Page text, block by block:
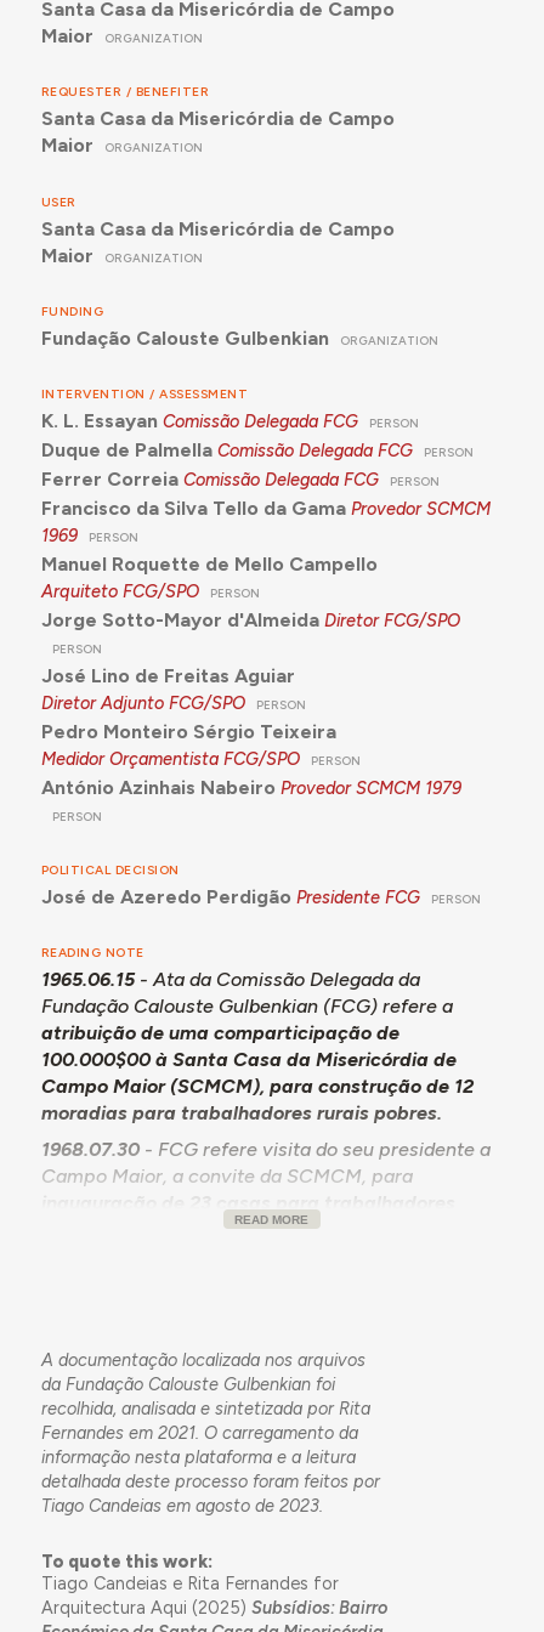
Santa Casa da Misericórdia de Campo
Maior
ORGANIZATION
REQUESTER / BENEFITER
Santa Casa da Misericórdia de Campo
Maior
ORGANIZATION
USER
Santa Casa da Misericórdia de Campo
Maior
ORGANIZATION
FUNDING
Fundação Calouste Gulbenkian ORGANIZATION
INTERVENTION / ASSESSMENT
K. L. Essayan Comissão Delegada FCG PERSON
Duque de Palmella Comissão Delegada FCG PERSON
Ferrer Correia Comissão Delegada FCG PERSON
Francisco da Silva Tello da Gama Provedor SCMCM
1969
PERSON
Manuel Roquette de Mello Campello
Arquiteto FCG/SPO PERSON
Jorge Sotto-Mayor d'Almeida Diretor FCG/SPO
PERSON
José Lino de Freitas Aguiar
Diretor Adjunto FCG/SPO PERSON
Pedro Monteiro Sérgio Teixeira
Medidor Orçamentista FCG/SPO PERSON
António Azinhais Nabeiro Provedor SCMCM 1979
PERSON
POLITICAL DECISION
José de Azeredo Perdigão Presidente FCG PERSON
READING NOTE
1965.06.15- Ata da Comissão Delegada da
Fundação Calouste Gulbenkian (FCG) refere a
atribuição de uma comparticipação de
100.000$00 à Santa Casa da Misericórdia de
Campo Maior (SCMCM), para construção de 12
moradias para trabalhadores rurais pobres.
1968.07.30- FCG refere visita do seu presidente a
Campo Maior, a convite da SCMCM, para
rurais, que tiveram a comparticipação da FCG em
Comissão Delegada a aprovação. (300.000$00
seriam destinados ao alargamento do bairro
económico e 200.000$00 à beneficiação do
Hospital e seus anexos).Proposta é aprovada pela
Comissão Delegada.
1969.04.16- SCMCM envia à FCG cópia dos
construir com o apoio da FCG
particulares.Solicita parecer e refere o papel que
a SCMCM tem vindo a desenvolver na ajuda à
READ MORE
A documentação localizada nos arquivos
da Fundação Calouste Gulbenkian foi
recolhida, analisada e sintetizada por Rita
Fernandes em 2021. O carregamento da
informação nesta plataforma e a leitura
detalhada deste processo foram feitos por
Tiago Candeias em agosto de 2023.
To quote this work:
Tiago Candeias e Rita Fernandes for
Arquitectura Aqui (2025) Subsídios: Bairro